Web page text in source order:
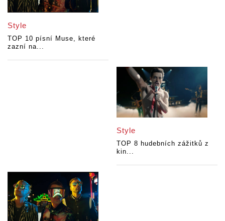
Style
TOP 10 písní Muse, které
zazní na...
Style
TOP 8 hudebních zážitků z
kin...